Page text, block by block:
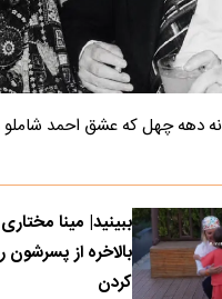
دهه چهل که عشق احمد شاملو
ببینید| مینا
بالاخره از پسرشون
کردن